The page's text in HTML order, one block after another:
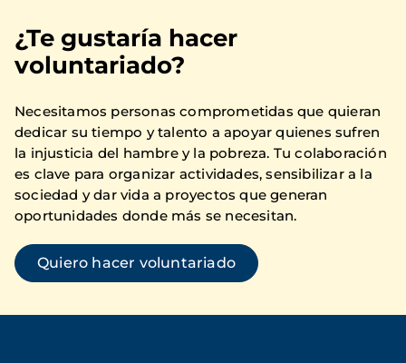
¿Te gustaría hacer
voluntariado?
Necesitamos personas comprometidas que quieran
dedicar su tiempo y talento a apoyar quienes sufren
la injusticia del hambre y la pobreza. Tu colaboración
es clave para organizar actividades, sensibilizar a la
sociedad y dar vida a proyectos que generan
oportunidades donde más se necesitan.
Quiero hacer voluntariado